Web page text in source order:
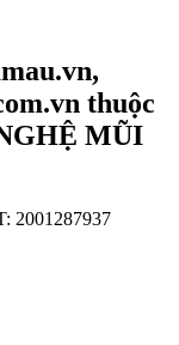
thuộc
MŨI
2001287937